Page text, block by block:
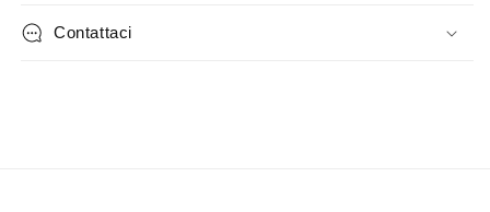
Contattaci